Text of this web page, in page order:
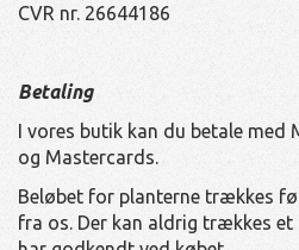
CVR nr. 26644186
Betaling
I vores butik kan du betale med
og Mastercards.
Beløbet for planterne trækkes
fra os. Der kan aldrig trækkes